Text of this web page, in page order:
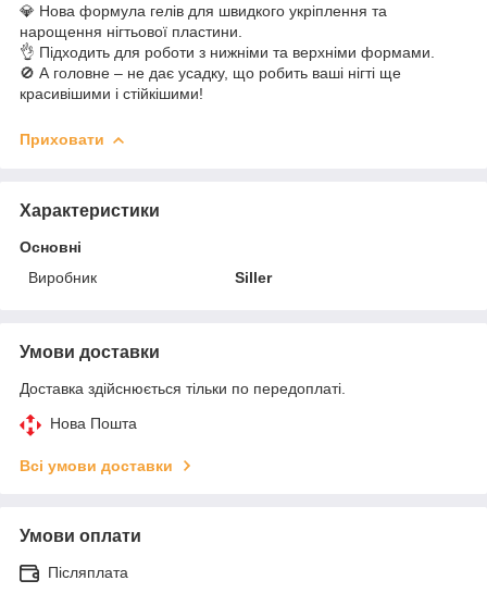
💎 Нова формула гелів для швидкого укріплення та
нарощення нігтьової пластини.
👌 Підходить для роботи з нижніми та верхніми формами.
🚫 А головне – не дає усадку, що робить ваші нігті ще
красивішими і стійкішими!
Приховати
Характеристики
Основні
Виробник
Siller
Умови доставки
Доставка здійснюється тільки по передоплаті.
Нова Пошта
Всі умови доставки
Умови оплати
Післяплата